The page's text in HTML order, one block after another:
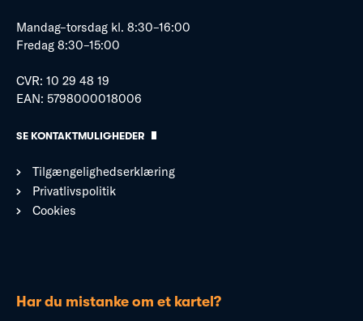
Mandag–torsdag kl. 8:30–16:00
Fredag 8:30–15:00
CVR: 10 29 48 19
EAN: 5798000018006
SE KONTAKTMULIGHEDER
Tilgængelighedserklæring
Privatlivspolitik
Cookies
Har du mistanke om et kartel?